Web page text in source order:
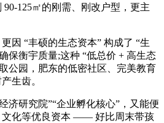
125㎡的刚需、刚改户型，更主
“丰硕的生态资本” 构成了 “生
保衡宇质量;这种 “低总价 + 高生态
公园，肥东的低密社区、完美教育
生齿。
研究院”“企业孵化核心”，又能便
文化等优良资本 —— 好比周末带孩